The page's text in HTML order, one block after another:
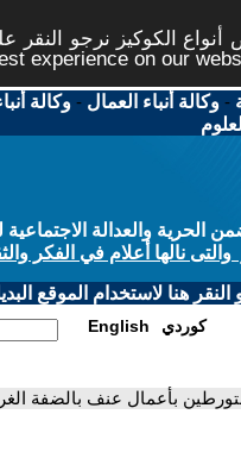
الكوكيز نرجو النقر
experience on our
-وكالة أنباء العمال -وكالة
والعدالة الاجتماعية
نالها أعلام في الفكر
هنا لاستخدام الموقع
English كوردي
بأعمال عنف بالضفة